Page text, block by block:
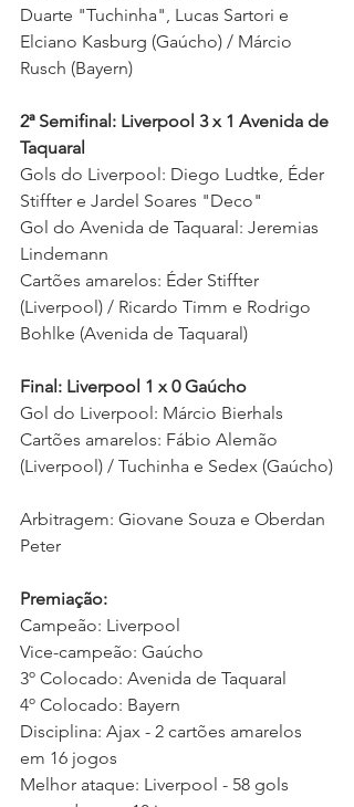
Duarte "Tuchinha", Lucas Sartori e
Elciano Kasburg (Gaúcho) / Márcio
Rusch (Bayern)
2ª Semifinal: Liverpool 3 x 1 Avenida de
Taquaral
Gols do Liverpool: Diego Ludtke, Éder
Stiffter e Jardel Soares "Deco"
Gol do Avenida de Taquaral: Jeremias
Lindemann
Cartões amarelos: Éder Stiffter
(Liverpool) / Ricardo Timm e Rodrigo
Bohlke (Avenida de Taquaral)
Final: Liverpool 1 x 0 Gaúcho
Gol do Liverpool: Márcio Bierhals
Cartões amarelos: Fábio Alemão
(Liverpool) / Tuchinha e Sedex (Gaúcho)
Arbitragem: Giovane Souza e Oberdan
Peter
Premiação:
Campeão: Liverpool
Vice-campeão: Gaúcho
3º Colocado: Avenida de Taquaral
4º Colocado: Bayern
Disciplina: Ajax - 2 cartões amarelos
em 16 jogos
Melhor ataque: Liverpool - 58 gols